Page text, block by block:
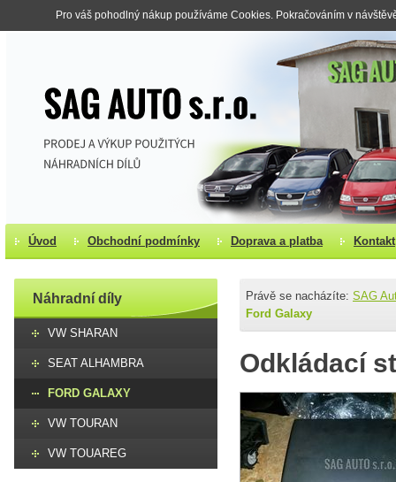
Pro váš pohodlný nákup používáme Cookies. Pokračováním v
Úvod Obchodní podmínky Doprava a platba Kontakt
Náhradní díly
VW SHARAN
SEAT ALHAMBRA
FORD GALAXY
VW TOURAN
VW TOUAREG
Právě se nacházíte: SAG
Ford Galaxy
Odkládací